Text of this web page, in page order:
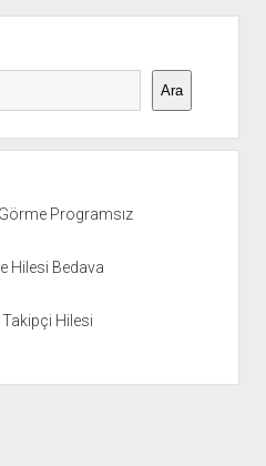
Ara
Programsız
Hilesi Bedava
Hilesi